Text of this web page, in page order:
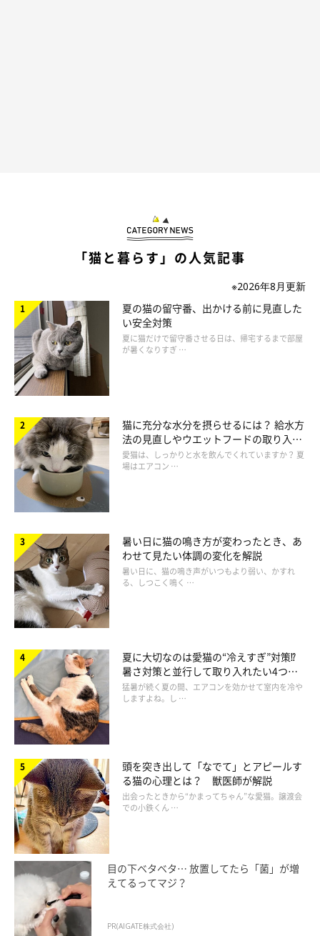
「猫と暮らす」の人気記事
※2026年8月更新
夏の猫の留守番、出かける前に見直した
い安全対策
夏に猫だけで留守番させる日は、帰宅するまで部屋
が暑くなりすぎ …
猫に充分な水分を摂らせるには？ 給水方
法の見直しやウエットフードの取り入れ
方を解説
愛猫は、しっかりと水を飲んでくれていますか？ 夏
場はエアコン …
暑い日に猫の鳴き方が変わったとき、あ
わせて見たい体調の変化を解説
暑い日に、猫の鳴き声がいつもより弱い、かすれ
る、しつこく鳴く …
夏に大切なのは愛猫の“冷えすぎ”対策⁉
暑さ対策と並行して取り入れたい4つの
工夫
猛暑が続く夏の間、エアコンを効かせて室内を冷や
しますよね。し …
頭を突き出して「なでて」とアピールす
る猫の心理とは？ 獣医師が解説
出会ったときから“かまってちゃん”な愛猫。譲渡会
での小鉄くん …
目の下ベタベタ… 放置してたら「菌」が増
えてるってマジ？
PR(AIGATE株式会社)